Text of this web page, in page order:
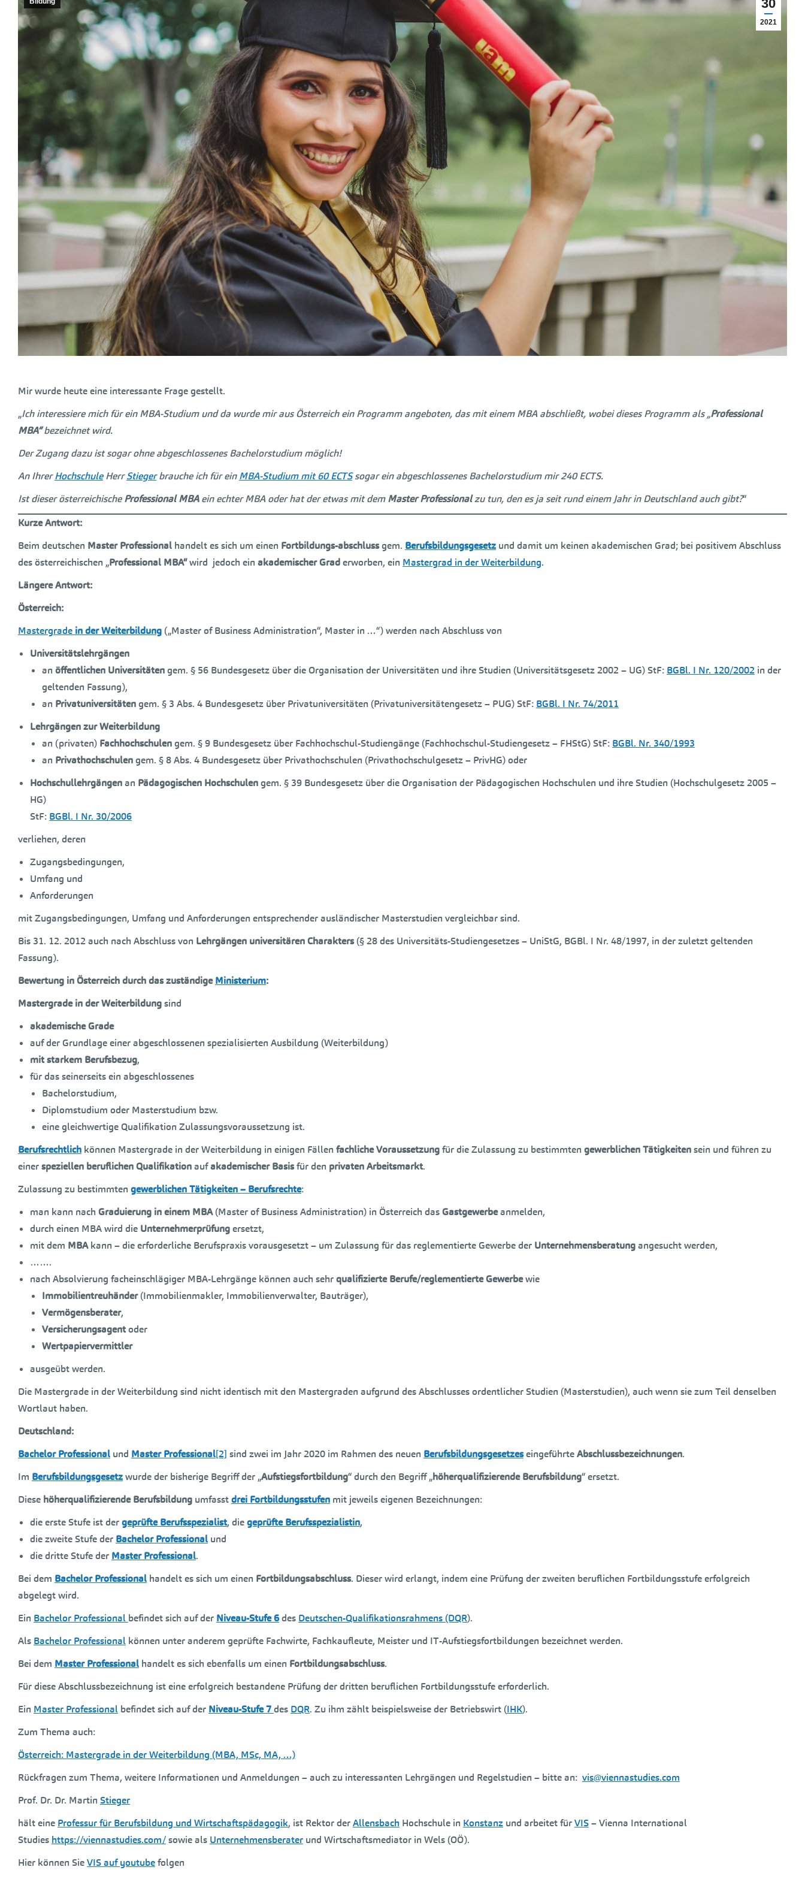
30
2021
Mir wurde heute eine interessante Frage gestellt.
„Ich interessiere mich für ein MBA-Studium und da wurde mir aus Österreich ein Programm angeboten, das mit einem MBA abschließt, wobei dieses Programm als „Professional
MBA“bezeichnet wird.
Der Zugang dazu ist sogar ohne abgeschlossenes Bachelorstudium möglich!
An IhrerHochschuleHerrStiegerbrauche ich für einMBA-Studium mit 60 ECTSsogar ein abgeschlossenes Bachelorstudium mir 240 ECTS.
Ist dieser österreichischeProfessional MBAein echter MBA oder hat der etwas mit demMaster Professionalzu tun, den es ja seit rund einem Jahr in Deutschland auch gibt?“
Kurze Antwort:
Beim deutschen Master Professional handelt es sich um einen Fortbildungs-abschlussgem. Berufsbildungsgesetz und damit um keinen akademischen Grad; bei positivem Abschluss
des österreichischen „Professional MBA“wird jedoch ein akademischer Graderworben, ein Mastergrad in der Weiterbildung.
Längere Antwort:
Österreich:
Mastergrade in der Weiterbildung („Master of Business Administration“, Master in …“) werden nach Abschluss von
Universitätslehrgängen
an öffentlichen Universitätengem. § 56 Bundesgesetz über die Organisation der Universitäten und ihre Studien (Universitätsgesetz 2002 – UG) StF: BGBl. I Nr. 120/2002 in der
geltenden Fassung),
an Privatuniversitätengem. § 3 Abs. 4 Bundesgesetz über Privatuniversitäten (Privatuniversitätengesetz – PUG) StF: BGBl. I Nr. 74/2011
Lehrgängen zur Weiterbildung
an (privaten) Fachhochschulengem. § 9 Bundesgesetz über Fachhochschul-Studiengänge (Fachhochschul-Studiengesetz – FHStG) StF: BGBl. Nr. 340/1993
an Privathochschulengem. § 8 Abs. 4 Bundesgesetz über Privathochschulen (Privathochschulgesetz – PrivHG) oder
Hochschullehrgängenan Pädagogischen Hochschulengem. § 39 Bundesgesetz über die Organisation der Pädagogischen Hochschulen und ihre Studien (Hochschulgesetz 2005 –
HG)
StF: BGBl. I Nr. 30/2006
verliehen, deren
Zugangsbedingungen,
Umfang und
Anforderungen
mit Zugangsbedingungen, Umfang und Anforderungen entsprechender ausländischer Masterstudien vergleichbar sind.
Bis 31. 12. 2012 auch nach Abschluss von Lehrgängen universitären Charakters(§ 28 des Universitäts-Studiengesetzes – UniStG, BGBl. I Nr. 48/1997, in der zuletzt geltenden
Fassung).
Bewertung in Österreich durch das zuständigeMinisterium:
Mastergrade in der Weiterbildungsind
akademische Grade
auf der Grundlage einer abgeschlossenen spezialisierten Ausbildung (Weiterbildung)
mit starkem Berufsbezug,
für das seinerseits ein abgeschlossenes
Bachelorstudium,
Diplomstudium oder Masterstudium bzw.
eine gleichwertige Qualifikation Zulassungsvoraussetzung ist.
Berufsrechtlich können Mastergrade in der Weiterbildung in einigen Fällen fachliche Voraussetzungfür die Zulassung zu bestimmten gewerblichen Tätigkeitensein und führen zu
einerspeziellen beruflichen Qualifikationaufakademischer Basisfür den privaten Arbeitsmarkt.
Zulassung zu bestimmten gewerblichen Tätigkeiten – Berufsrechte:
man kann nach Graduierung in einem MBA(Master of Business Administration) in Österreich das Gastgewerbeanmelden,
durch einen MBA wird die Unternehmerprüfungersetzt,
mit dem MBAkann – die erforderliche Berufspraxis vorausgesetzt – um Zulassung für das reglementierte Gewerbe der Unternehmensberatungangesucht werden,
…….
nach Absolvierung facheinschlägiger MBA-Lehrgänge können auch sehrqualifizierte Berufe/reglementierte Gewerbewie
Immobilientreuhänder(Immobilienmakler, Immobilienverwalter, Bauträger),
Vermögensberater,
Versicherungsagentoder
Wertpapiervermittler
ausgeübt werden.
Die Mastergrade in der Weiterbildung sind nicht identisch mit den Mastergraden aufgrund des Abschlusses ordentlicher Studien (Masterstudien), auch wenn sie zum Teil denselben
Wortlaut haben.
Deutschland:
Bachelor Professional und Master Professional[2] sind zwei im Jahr 2020 im Rahmen des neuen BerufsbildungsgesetzeseingeführteAbschlussbezeichnungen.
Im Berufsbildungsgesetzwurde der bisherige Begriff der „Aufstiegsfortbildung“ durch den Begriff „höherqualifizierende Berufsbildung“ ersetzt.
Diese höherqualifizierende Berufsbildung umfasstdrei Fortbildungsstufen mit jeweils eigenen Bezeichnungen:
die erste Stufe ist dergeprüfte Berufsspezialist, diegeprüfte Berufsspezialistin,
die zweite Stufe der Bachelor Professional und
die dritte Stufe der Master Professional.
Bei dem Bachelor Professional handelt es sich um einen Fortbildungsabschluss. Dieser wird erlangt, indem eine Prüfung der zweiten beruflichen Fortbildungsstufe erfolgreich
abgelegt wird.
Ein Bachelor Professional befindet sich auf der Niveau-Stufe 6des Deutschen-Qualifikationsrahmens (DQR).
Als Bachelor Professional können unter anderem geprüfte Fachwirte, Fachkaufleute, Meister und IT-Aufstiegsfortbildungen bezeichnet werden.
Bei dem Master Professional handelt es sich ebenfalls um einen Fortbildungsabschluss.
Für diese Abschlussbezeichnung ist eine erfolgreich bestandene Prüfung der dritten beruflichen Fortbildungsstufe erforderlich.
Ein Master Professional befindet sich auf der Niveau-Stufe 7des DQR. Zu ihm zählt beispielsweise der Betriebswirt (IHK).
Zum Thema auch:
Österreich: Mastergrade in der Weiterbildung (MBA, MSc, MA, …)
Rückfragen zum Thema, weitere Informationen und Anmeldungen – auch zu interessanten Lehrgängen und Regelstudien – bitte an: vis@viennastudies.com
Prof. Dr. Dr. Martin Stieger
hält eine Professur für Berufsbildung und Wirtschaftspädagogik, ist Rektor derAllensbach Hochschule in Konstanz und arbeitet fürVIS– Vienna International
Studies https://viennastudies.com/sowie als Unternehmensberater und Wirtschaftsmediator in Wels (OÖ).
Hier können SieVIS auf youtubefolgen